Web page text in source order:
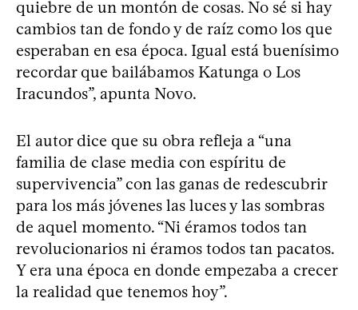
quiebre de un montón de cosas. No sé si hay
cambios tan de fondo y de raíz como los que
esperaban en esa época. Igual está buenísimo
recordar que bailábamos Katunga o Los
Iracundos”, apunta Novo.
El autor dice que su obra refleja a “una
familia de clase media con espíritu de
supervivencia” con las ganas de redescubrir
para los más jóvenes las luces y las sombras
de aquel momento. “Ni éramos todos tan
revolucionarios ni éramos todos tan pacatos.
Y era una época en donde empezaba a crecer
la realidad que tenemos hoy”.